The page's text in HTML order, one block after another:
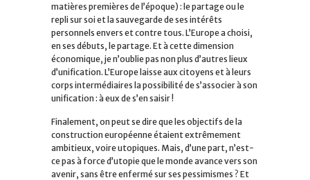
matières premières de l’époque) : le partage ou le
repli sur soi et la sauvegarde de ses intérêts
personnels envers et contre tous. L’Europe a choisi,
en ses débuts, le partage. Et à cette dimension
économique, je n’oublie pas non plus d’autres lieux
d’unification. L’Europe laisse aux citoyens et à leurs
corps intermédiaires la possibilité de s’associer à son
unification : à eux de s’en saisir !
Finalement, on peut se dire que les objectifs de la
construction européenne étaient extrêmement
ambitieux, voire utopiques. Mais, d’une part, n’est-
ce pas à force d’utopie que le monde avance vers son
avenir, sans être enfermé sur ses pessimismes ? Et